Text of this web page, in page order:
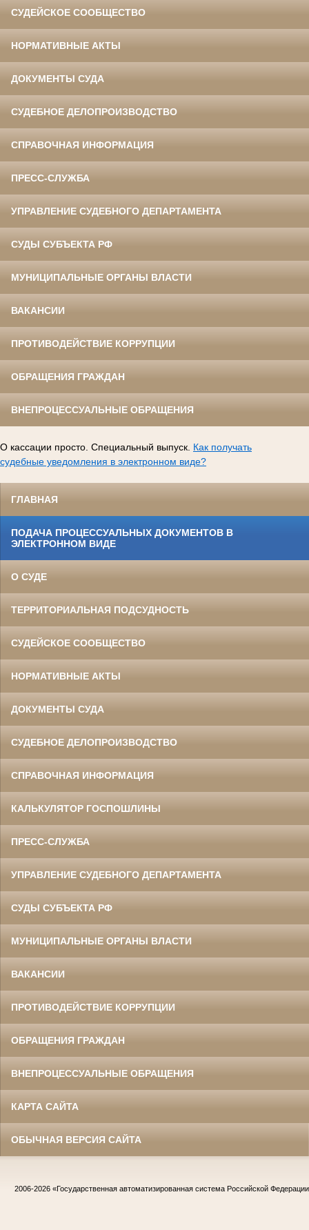
СУДЕЙСКОЕ СООБЩЕСТВО
НОРМАТИВНЫЕ АКТЫ
ДОКУМЕНТЫ СУДА
СУДЕБНОЕ ДЕЛОПРОИЗВОДСТВО
СПРАВОЧНАЯ ИНФОРМАЦИЯ
ПРЕСС-СЛУЖБА
УПРАВЛЕНИЕ СУДЕБНОГО ДЕПАРТАМЕНТА
СУДЫ СУБЪЕКТА РФ
МУНИЦИПАЛЬНЫЕ ОРГАНЫ ВЛАСТИ
ВАКАНСИИ
ПРОТИВОДЕЙСТВИЕ КОРРУПЦИИ
ОБРАЩЕНИЯ ГРАЖДАН
ВНЕПРОЦЕССУАЛЬНЫЕ ОБРАЩЕНИЯ
О кассации просто. Специальный выпуск. Как получать
судебные уведомления в электронном виде?
ГЛАВНАЯ
ПОДАЧА ПРОЦЕССУАЛЬНЫХ ДОКУМЕНТОВ В
ЭЛЕКТРОННОМ ВИДЕ
О СУДЕ
ТЕРРИТОРИАЛЬНАЯ ПОДСУДНОСТЬ
СУДЕЙСКОЕ СООБЩЕСТВО
НОРМАТИВНЫЕ АКТЫ
ДОКУМЕНТЫ СУДА
СУДЕБНОЕ ДЕЛОПРОИЗВОДСТВО
СПРАВОЧНАЯ ИНФОРМАЦИЯ
КАЛЬКУЛЯТОР ГОСПОШЛИНЫ
ПРЕСС-СЛУЖБА
УПРАВЛЕНИЕ СУДЕБНОГО ДЕПАРТАМЕНТА
СУДЫ СУБЪЕКТА РФ
МУНИЦИПАЛЬНЫЕ ОРГАНЫ ВЛАСТИ
ВАКАНСИИ
ПРОТИВОДЕЙСТВИЕ КОРРУПЦИИ
ОБРАЩЕНИЯ ГРАЖДАН
ВНЕПРОЦЕССУАЛЬНЫЕ ОБРАЩЕНИЯ
КАРТА САЙТА
ОБЫЧНАЯ ВЕРСИЯ САЙТА
2006-2026 «Государственная автоматизированная система Российской